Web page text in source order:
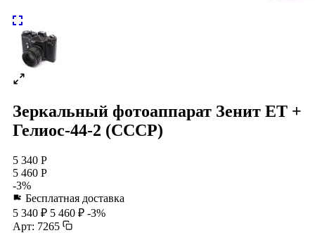
Зеркальный фотоаппарат Зенит ЕТ +
Гелиос-44-2 (СССР)
5 340 Р
5 460 Р
-3%
Бесплатная доставка
5 340 ₽ 5 460 ₽ -3%
Арт: 7265